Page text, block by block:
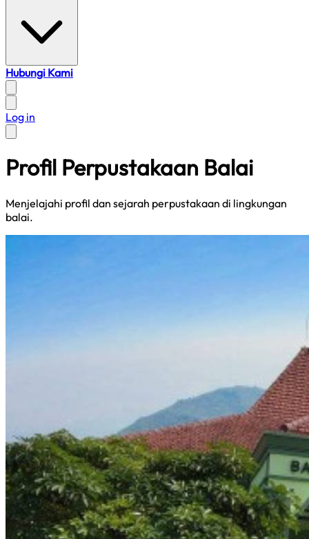
Hubungi Kami
Log in
Profil Perpustakaan Balai
Menjelajahi profil dan sejarah perpustakaan di lingkungan
balai.